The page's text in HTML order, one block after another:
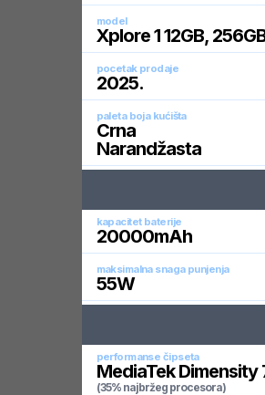
model
Xplore 1 12GB,
pocetak prodaje
2025.
paleta boja kućišta
Crna
Narandžasta
kapacitet baterije
20000mAh
maksimalna snaga punjenja
55W
performanse čipseta
MediaTek Dimensity
(35% najbržeg procesora)